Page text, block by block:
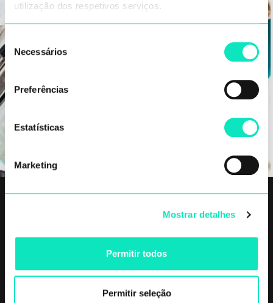
utilização dos respetivos serviços.
Seleção
de
consentimento
Necessários
Preferências
Estatísticas
Marketing
Mostrar detalhes
Permitir todos
Permitir seleção
Descubra nossa
Via Gessi 16 48022